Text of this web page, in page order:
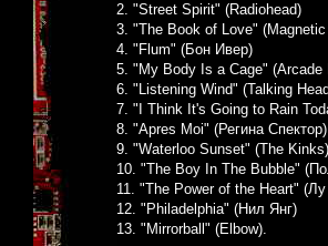
2. "Street Spirit" (Radiohead)
3. "The Book of Love"
4. "Flum" (Бон Ивер)
5. "My Body Is a Cage" (Arcade
6. "Listening Wind" (Talking
7. "I Think It's Going to Rain
8. "Apres Moi" (Регина Спектор)
9. "Waterloo Sunset" (The Kinks)
10. "The Boy In The Bubble"
11. "The Power of the Heart"
12. "Philadelphia" (Нил Янг)
13. "Mirrorball" (Elbow).